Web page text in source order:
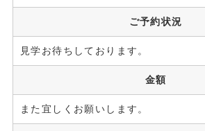
ご予約状況
見学お待ちしております。
金額
また宜しくお願いします。